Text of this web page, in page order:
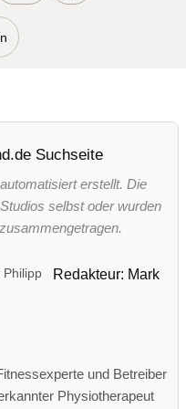
Suchseite
erstellt. Die
selbst oder wurden
Redakteur: Mark
und Betreiber
Physiotherapeut